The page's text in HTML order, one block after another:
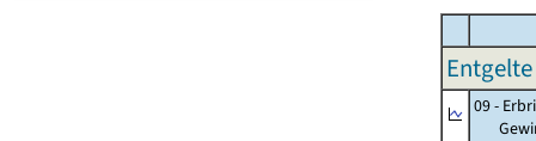
09 -